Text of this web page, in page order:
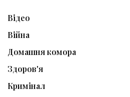
Відео
Війна
Домашня комора
Здоров'я
Кримінал